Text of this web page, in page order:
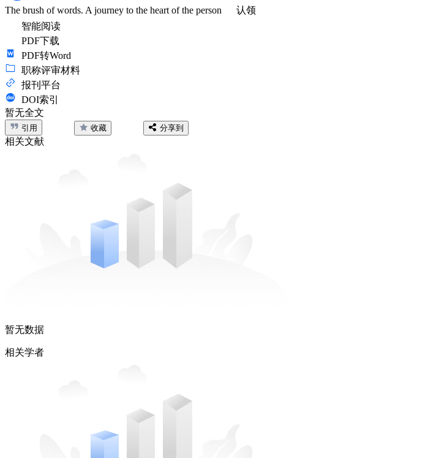
The brush of words. A journey to the heart of the person
认领
智能阅读
PDF下载
PDF转Word
职称评审材料
报刊平台
DOI索引
暂无全文
引用 收藏 分享到
相关文献
暂无数据
相关学者